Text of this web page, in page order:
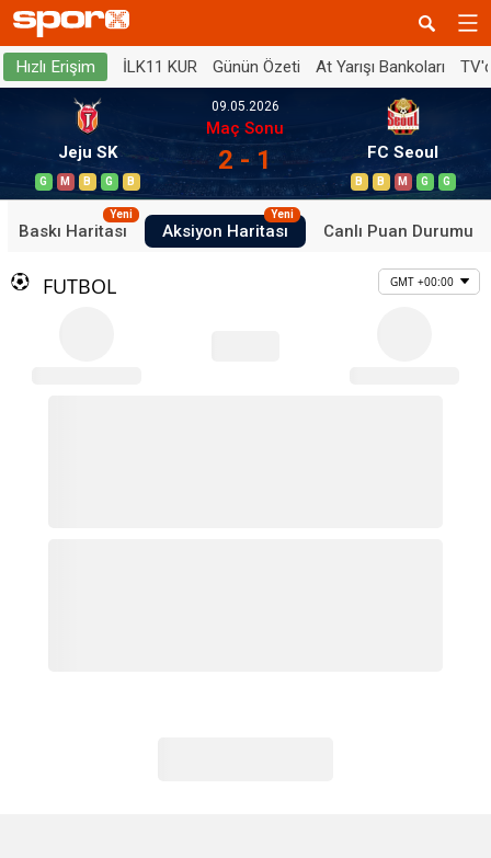
Hızlı Erişim İLK11 KUR Günün Özeti At Yarışı Bankoları
Jeju SK
G M B G B
09.05.2026
Maç Sonu
2 - 1 FC Seoul
B B M G G
Baskı Haritası
Yeni
Aksiyon Haritası
Yeni
Canlı Puan Durumu
FUTBOL GMT +00:00